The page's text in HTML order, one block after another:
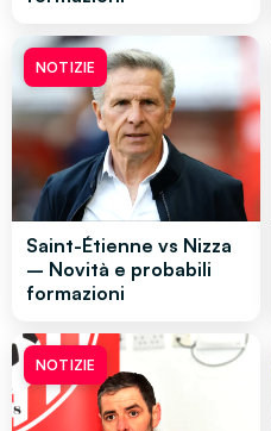
NOTIZIE
Saint-Étienne vs Nizza
– Novità e probabili
formazioni
NOTIZIE